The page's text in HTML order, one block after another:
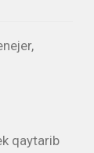
qaytarib